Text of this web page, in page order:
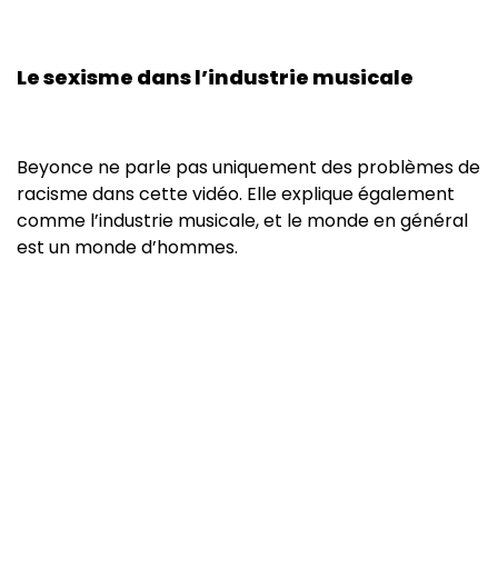
Le sexisme dans l’industrie musicale
Beyonce ne parle pas uniquement des problèmes de
racisme dans cette vidéo. Elle explique également
comme l’industrie musicale, et le monde en général
est un monde d’hommes.